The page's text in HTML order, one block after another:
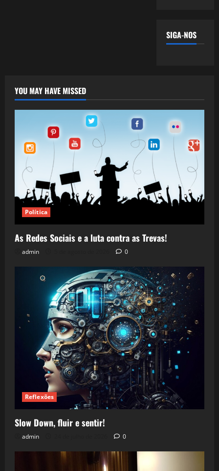
SIGA-NOS
YOU MAY HAVE MISSED
Política
As Redes Sociais e a luta contra as Trevas!
admin 0
Reflexões
Slow Down, fluir e sentir!
admin 0